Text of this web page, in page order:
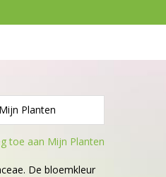
Mijn Planten
toe aan Mijn Planten
De bloemkleur